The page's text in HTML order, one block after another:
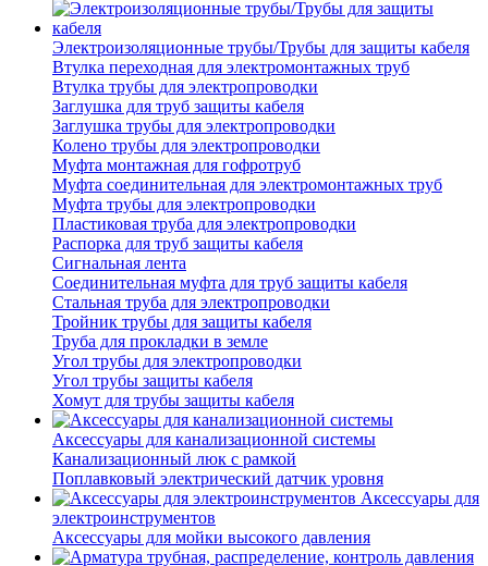
Электроизоляционные трубы/Трубы для защиты кабеля
Втулка переходная для электромонтажных труб
Втулка трубы для электропроводки
Заглушка для труб защиты кабеля
Заглушка трубы для электропроводки
Колено трубы для электропроводки
Муфта монтажная для гофротруб
Муфта соединительная для электромонтажных труб
Муфта трубы для электропроводки
Пластиковая труба для электропроводки
Распорка для труб защиты кабеля
Сигнальная лента
Соединительная муфта для труб защиты кабеля
Стальная труба для электропроводки
Тройник трубы для защиты кабеля
Труба для прокладки в земле
Угол трубы для электропроводки
Угол трубы защиты кабеля
Хомут для трубы защиты кабеля
Аксессуары для канализационной системы
Канализационный люк с рамкой
Поплавковый электрический датчик уровня
Аксессуары для
электроинструментов
Аксессуары для мойки высокого давления